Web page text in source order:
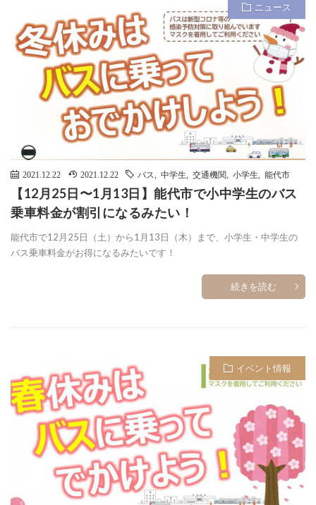
ニュース
2021.12.22 2021.12.22 バス 中学生 交通機関 小学生 能代市
【12月25日〜1月13日】能代市で小中学生のバス
乗車料金が割引になるみたい！
能代市で12月25日（土）から1月13日（木）まで、小学生・中学生の
バス乗車料金がお得になるみたいです！
続きを読む
イベント情報